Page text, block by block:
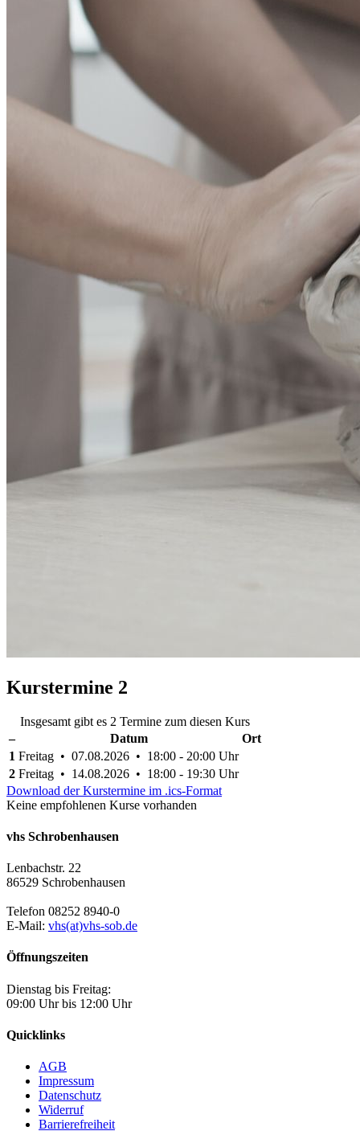
Kurstermine 2
Insgesamt gibt es 2 Termine zum diesen Kurs
–
Datum
Ort
1 Freitag • 07.08.2026 • 18:00 - 20:00 Uhr
2 Freitag • 14.08.2026 • 18:00 - 19:30 Uhr
Download der Kurstermine im .ics-Format
Keine empfohlenen Kurse vorhanden
vhs Schrobenhausen
Lenbachstr. 22
86529 Schrobenhausen
Telefon 08252 8940-0
E-Mail: vhs(at)vhs-sob.de
Öffnungszeiten
Dienstag bis Freitag:
09:00 Uhr bis 12:00 Uhr
Quicklinks
AGB
Impressum
Datenschutz
Widerruf
Barrierefreiheit